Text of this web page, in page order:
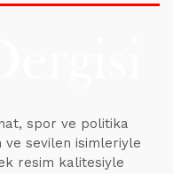
spor ve politika
ve sevilen isimleriyle
resim kalitesiyle